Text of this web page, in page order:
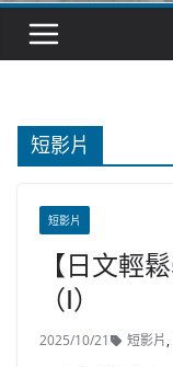
短影片
短影片
【日文輕
（I）
2025/10/21 短影片,